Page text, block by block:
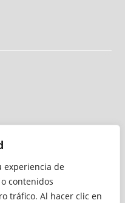
experiencia de
contenidos
tráfico. Al hacer clic en